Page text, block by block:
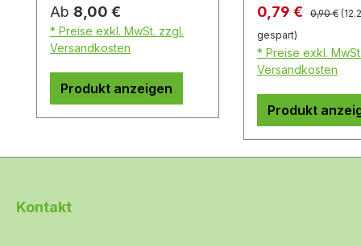
Regulärer Preis:
Ab 8,00 €
* Preise exkl. MwSt. zzgl.
Versandkosten
Produkt anzeigen
Verkaufspreis:
0,79 € Regulärer
0,90 €
gespart)
* Preise exkl.
Versandkosten
Produkt
Kontakt